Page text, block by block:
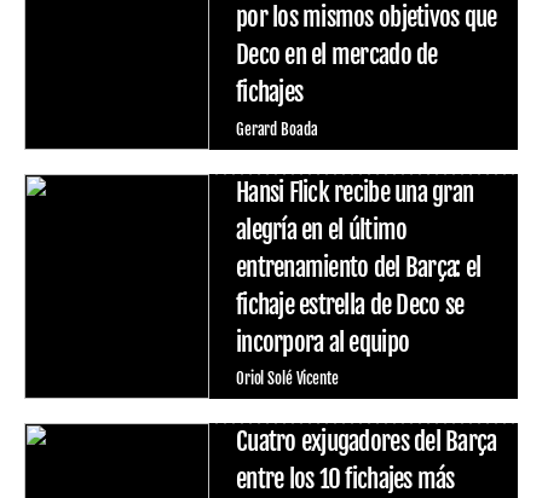
por los mismos objetivos que
Deco en el mercado de
fichajes
Gerard Boada
Hansi Flick recibe una gran
alegría en el último
entrenamiento del Barça: el
fichaje estrella de Deco se
incorpora al equipo
Oriol Solé Vicente
Cuatro exjugadores del Barça
entre los 10 fichajes más